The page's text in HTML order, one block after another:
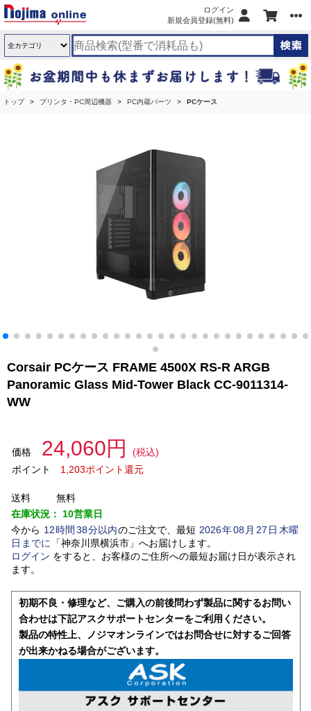
ログイン
新規会員登録(無料)
トップ プリンタ・PC周辺機器 PC内蔵パーツ PCケース
Corsair PCケース FRAME 4500X RS-R ARGB
Panoramic Glass Mid-Tower Black CC-9011314-
WW
価格 24,060円
(税込)
ポイント
1,203ポイント還元
送料
無料
在庫状況： 10営業日
今から 12時間 38分以内のご注文で、最短 2026年08 月 27 日木曜
日 までに 「神奈川県横浜市」 へお届けします。
ログイン をすると、お客様のご住所への最短お届け日が表示され
ます。
初期不良・修理など、ご購入の前後問わず製品に関するお問い
合わせは下記アスクサポートセンターをご利用ください。
製品の特性上、ノジマオンラインではお問合せに対するご回答
が出来かねる場合がございます。